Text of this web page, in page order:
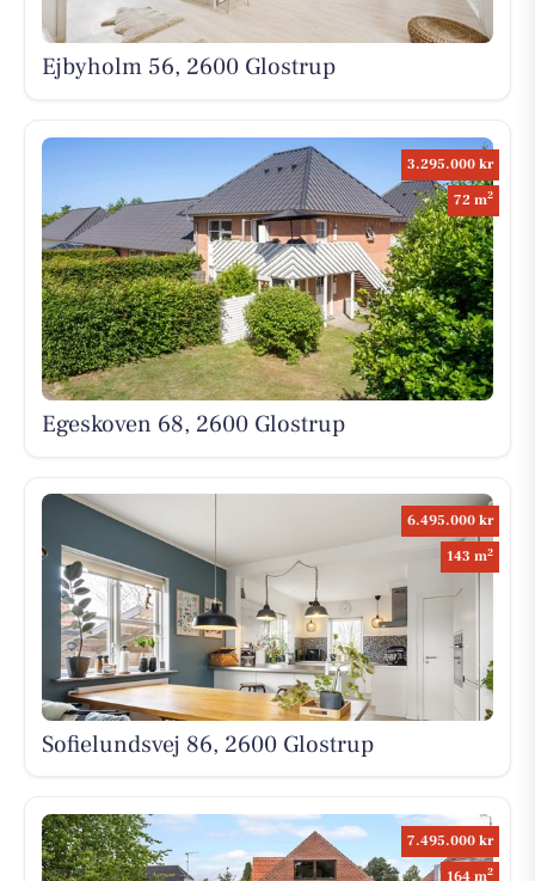
Ejbyholm 56, 2600 Glostrup
3.295.000 kr
72 m2
Egeskoven 68, 2600 Glostrup
6.495.000 kr
143 m2
Sofielundsvej 86, 2600 Glostrup
7.495.000 kr
164 m2